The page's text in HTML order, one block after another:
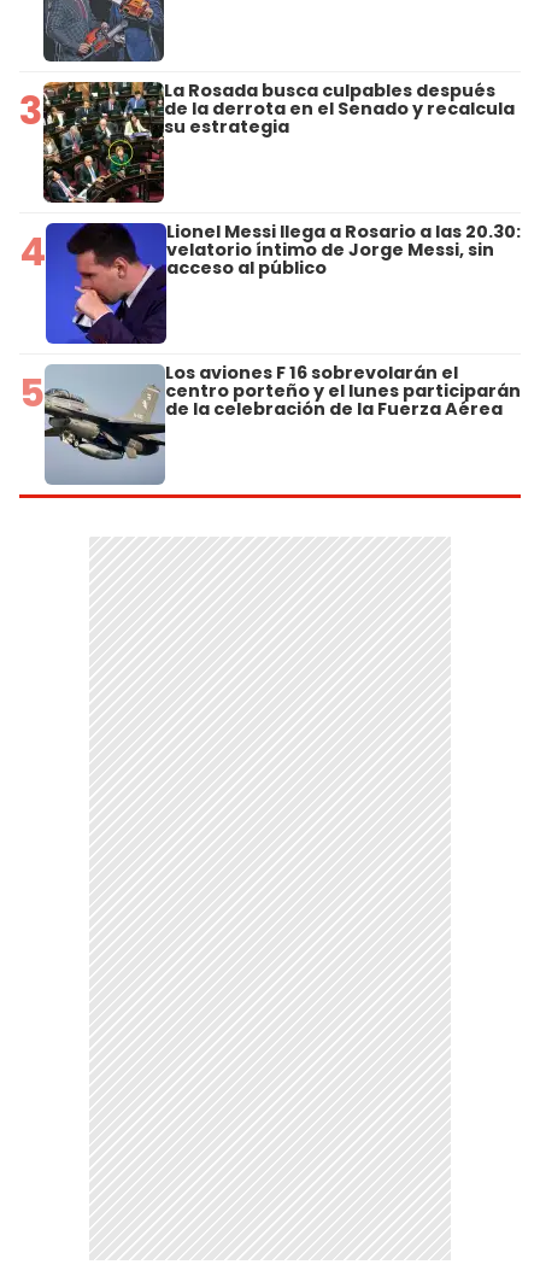
3 La Rosada busca culpables después
de la derrota en el Senado y recalcula
su estrategia
4 Lionel Messi llega a Rosario a las 20.30:
velatorio íntimo de Jorge Messi, sin
acceso al público
5 Los aviones F 16 sobrevolarán el
centro porteño y el lunes participarán
de la celebración de la Fuerza Aérea